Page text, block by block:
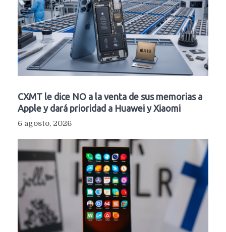
CXMT le dice NO a la venta de sus memorias a
Apple y dará prioridad a Huawei y Xiaomi
6 agosto, 2026